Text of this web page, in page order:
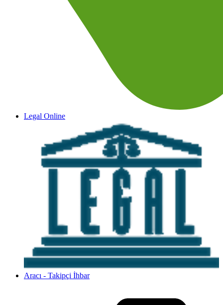
Legal Online
Aracı - Takipçi İhbar